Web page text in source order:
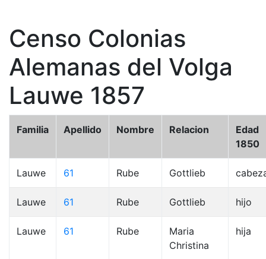
Censo Colonias
Alemanas del Volga
Lauwe 1857
Familia Apellido Nombre Relacion
Edad
1850
Lauwe 61 Rube Gottlieb
Lauwe 61 Rube Gottlieb hijo
Lauwe 61 Rube
Maria
Christina
hija